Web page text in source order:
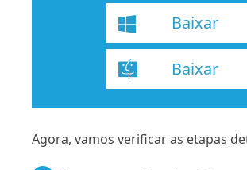
Baixar
Baixar
Agora, vamos verificar as etapas